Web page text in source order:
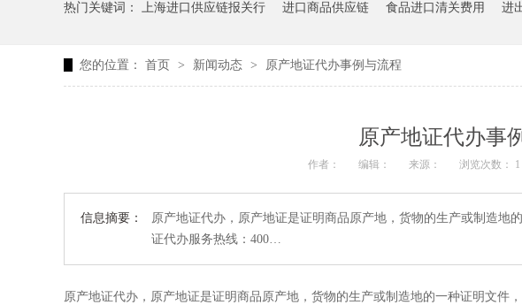
热门关键词： 上海进口供应链报关行 进口商品供应链 食品进口清关费用 进
您的位置： 首页 > 新闻动态 > 原产地证代办事例与流程
原产地证代办事
作者： 编辑： 来源： 浏览次数： 1
信息摘要：
原产地证代办，原产地证是证明商品原产地，货物的生产或制造地
证代办服务热线：400…
原产地证代办，原产地证是证明商品原产地，货物的生产或制造地的一种证明文件